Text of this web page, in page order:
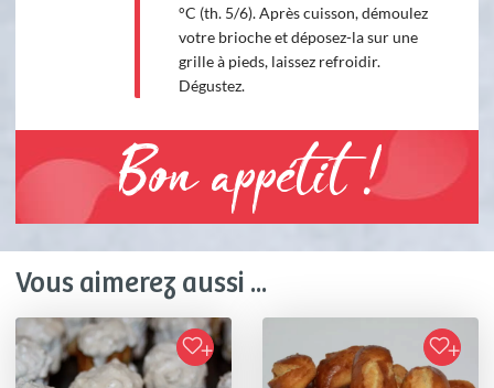
°C (th. 5/6). Après cuisson, démoulez
votre brioche et déposez-la sur une
grille à pieds, laissez refroidir.
Dégustez.
Bon appétit !
Vous aimerez aussi ...